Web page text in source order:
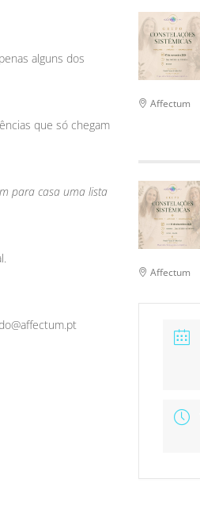
alguns dos
que só chegam
para casa uma lista
Affectum
Affectum